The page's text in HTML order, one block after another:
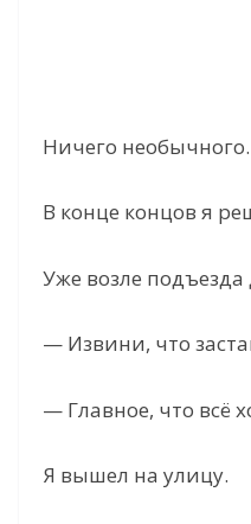
Ничего необычного.
В конце концов я
Уже возле
— Извини, что
— Главное, что всё
Я вышел на улицу.